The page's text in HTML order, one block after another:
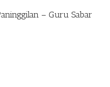
– Guru Sabar